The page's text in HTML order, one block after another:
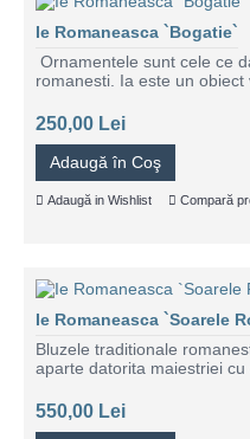
Ie Romaneasca `Bogatie`
Ornamentele sunt cele ce
romanesti. Ia este un obiect
250,00 Lei
Adaugă în Coş
Adaugă in Wishlist Compară
Ie Romaneasca `Soarele
Bluzele traditionale
aparte datorita maiestriei cu
550,00 Lei